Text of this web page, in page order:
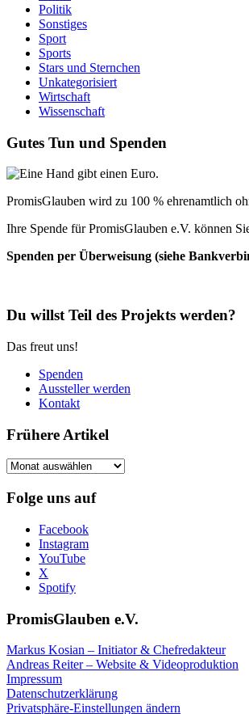
Politik
Sonstiges
Sport
Sports
Stars und Sternchen
Unkategorisiert
Wirtschaft
Wissenschaft
Gutes Tun und Spenden
PromisGlauben wird zu 100 % ehrenamtlich
Ihre Spende für PromisGlauben e.V. können
Spenden per Überweisung (siehe
Du willst Teil des Projekts werden?
Das freut uns!
Spenden
Aussteller werden
Kontakt
Frühere Artikel
Frühere
Folge uns auf
Facebook
Instagram
YouTube
X
Spotify
PromisGlauben e.V.
Markus Kosian – Initiator & Chefredakteur
Andreas Reiter – Website & Videoproduktion
Impressum
Datenschutzerklärung
Privatsphäre-Einstellungen ändern